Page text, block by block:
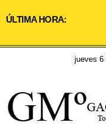
ÚLTIMA HORA:
jueves 6